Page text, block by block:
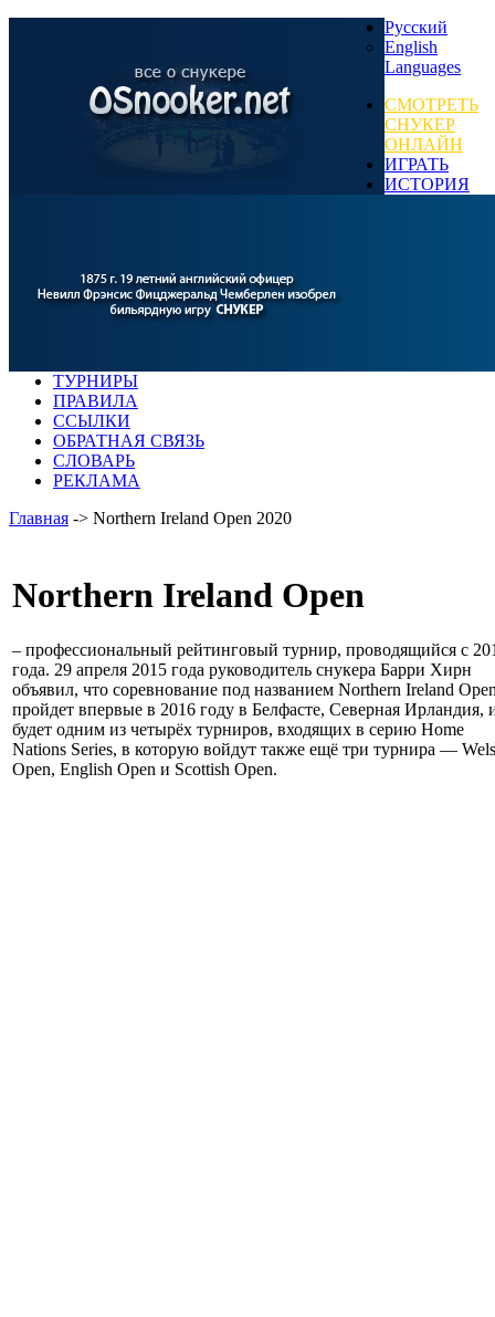
Русский
English
Languages
СМОТРЕТЬ
СНУКЕР
ОНЛАЙН
ИГРАТЬ
ИСТОРИЯ
ТУРНИРЫ
ПРАВИЛА
ССЫЛКИ
ОБРАТНАЯ СВЯЗЬ
СЛОВАРЬ
РЕКЛАМА
Главная -> Northern Ireland Open 2020
Northern Ireland Open
– профессиональный рейтинговый турнир, проводящийся с
года. 29 апреля 2015 года руководитель снукера Барри Хирн
объявил, что соревнование под названием Northern Ireland
пройдет впервые в 2016 году в Белфасте, Северная Ирландия,
будет одним из четырёх турниров, входящих в серию Home
Nations Series, в которую войдут также ещё три турнира —
Open, English Open и Scottish Open.